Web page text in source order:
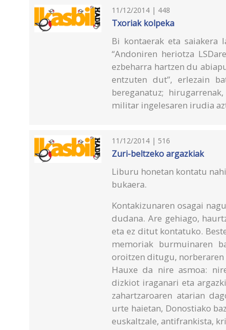
11/12/2014 | 448
Txoriak kolpeka
Bi kontaerak eta saiakera
“Andoniren heriotza
ezbeharra hartzen du
entzuten dut”, erlezain
bereganatuz;
militar ingelesaren irudia
11/12/2014 | 516
Zuri-beltzeko argazkiak
Liburu honetan kontatu
bukaera.
Kontakizunaren osagai
dudana. Are gehiago,
eta ez ditut kontatuko.
memoriak burmuinaren
oroitzen ditugu,
Hauxe da nire asmoa:
dizkiot iraganari eta
zahartzaroaren atarian
urte haietan, Donostiako
euskaltzale, antifrankista,